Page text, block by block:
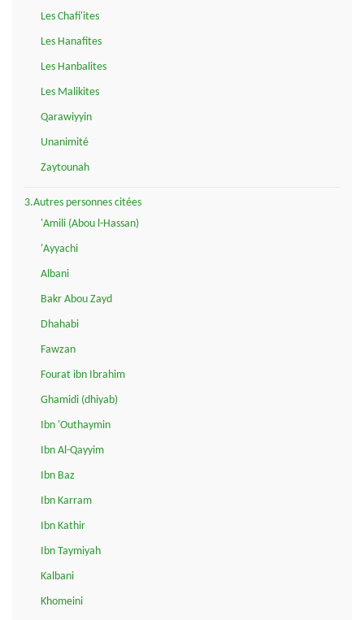
Les Chafi'ites
Les Hanafites
Les Hanbalites
Les Malikites
Qarawiyyin
Unanimité
Zaytounah
3.Autres personnes citées
'Amili (Abou l-Hassan)
'Ayyachi
Albani
Bakr Abou Zayd
Dhahabi
Fawzan
Fourat ibn Ibrahim
Ghamidi (dhiyab)
Ibn 'Outhaymin
Ibn Al-Qayyim
Ibn Baz
Ibn Karram
Ibn Kathir
Ibn Taymiyah
Kalbani
Khomeini